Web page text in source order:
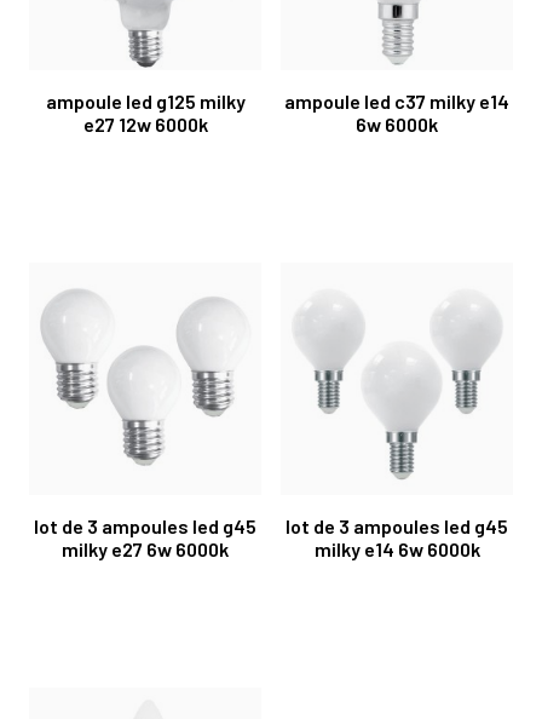
ampoule led g125 milky
e27 12w 6000k
ampoule led c37 milky e14
6w 6000k
lot de 3 ampoules led g45
milky e27 6w 6000k
lot de 3 ampoules led g45
milky e14 6w 6000k